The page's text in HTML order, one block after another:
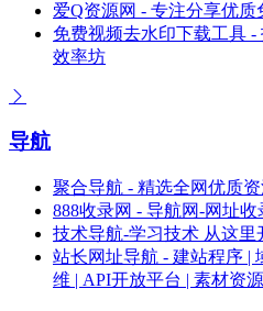
爱Q资源网 - 专注分享优质
免费视频去水印下载工具
效率坊
导航
聚合导航 - 精选全网优质
888收录网 - 导航网-网址收
技术导航-学习技术 从这里
站长网址导航 - 建站程序 |
维 | API开放平台 | 素材资